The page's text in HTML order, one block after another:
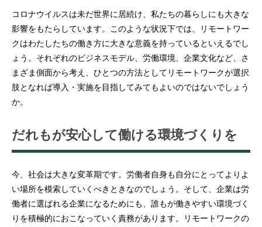
コロナウイルスは未だ世界に居続け、私たちの暮らしにも大きな
影響をもたらしています。このような状況下では、リモートワー
クはわたしたちの働き方に大きな意義を持っているといえるでし
ょう。それぞれのビジネスモデル、労働環境、企業文化など、さ
まざま側面から考え、ひとつの方法としてリモートワークが選択
肢となれば導入・実施を目指してみてもよいのではないでしょう
か。
だれもが安心して働ける環境づくりを
今、社会は大きな変革期です。労働者自身も自分にとってよりよ
い場所を模索していくべきときなのでしょう。そして、企業は労
働者に選ばれる企業になるためにも、誰もが働きやすい環境づく
りを積極的におこなっていく責務があります。リモートワークの